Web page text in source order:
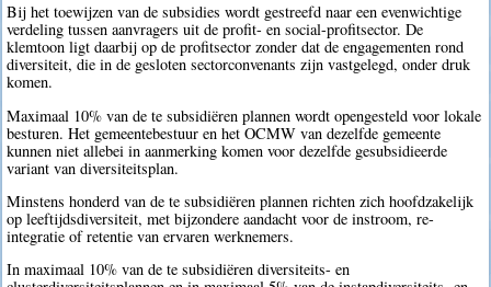
Bij het toewijzen van de subsidies wordt gestreefd naar een evenwichtige
verdeling tussen aanvragers uit de profit- en social-profitsector. De
klemtoon ligt daarbij op de profitsector zonder dat de engagementen rond
diversiteit, die in de gesloten sectorconvenants zijn vastgelegd, onder druk
komen.
Maximaal 10% van de te subsidiëren plannen wordt opengesteld voor lokale
besturen. Het gemeentebestuur en het OCMW van dezelfde gemeente
kunnen niet allebei in aanmerking komen voor dezelfde gesubsidieerde
variant van diversiteitsplan.
Minstens honderd van de te subsidiëren plannen richten zich hoofdzakelijk
op leeftijdsdiversiteit, met bijzondere aandacht voor de instroom, re-
integratie of retentie van ervaren werknemers.
In maximaal 10% van de te subsidiëren diversiteits- en